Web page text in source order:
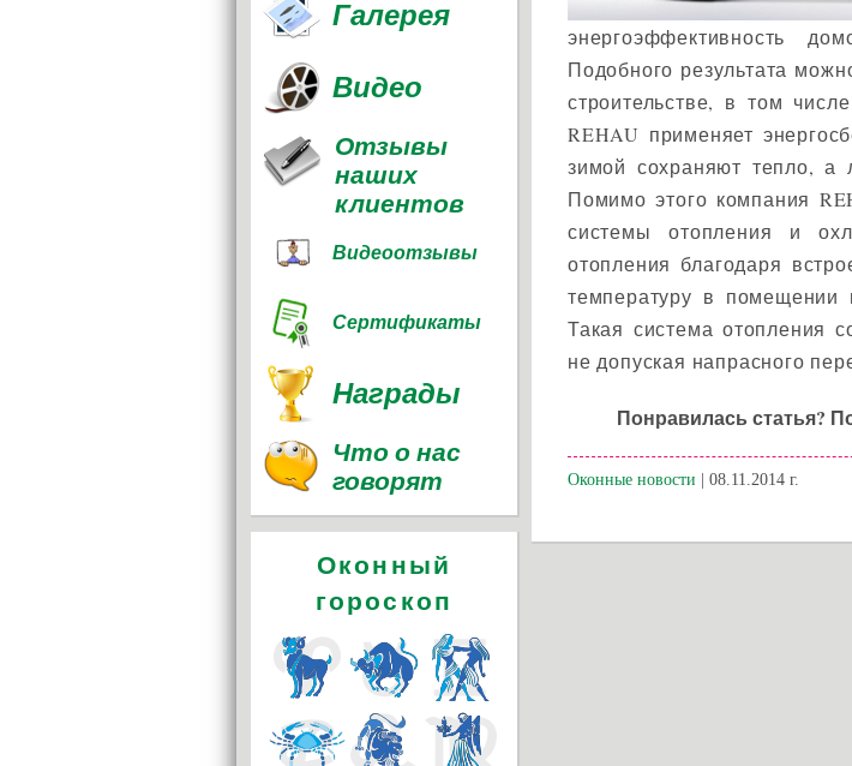
энергоэффективность
Подобного результата
строительстве, в том
REHAU применяет
зимой сохраняют тепло,
Помимо этого компания
системы отопления и
отопления благодаря
температуру в
Такая система отопления
не допуская напрасного
Понравилась статья?
Оконные новости | 08.11.2014 г.
Галерея
Видео
Отзывы
наших
клиентов
Видеоотзывы
Сертификаты
Награды
Что о нас
говорят
Оконный
гороскоп